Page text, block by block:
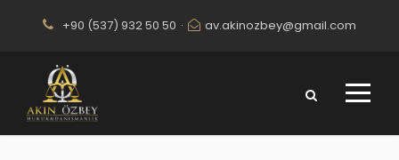
+90 (537) 932 50 50 · av.akinozbey@gmail.com